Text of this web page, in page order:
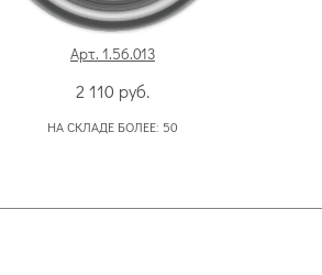
Арт. 1.56.013
2 110 руб.
НА СКЛАДЕ БОЛЕЕ: 50